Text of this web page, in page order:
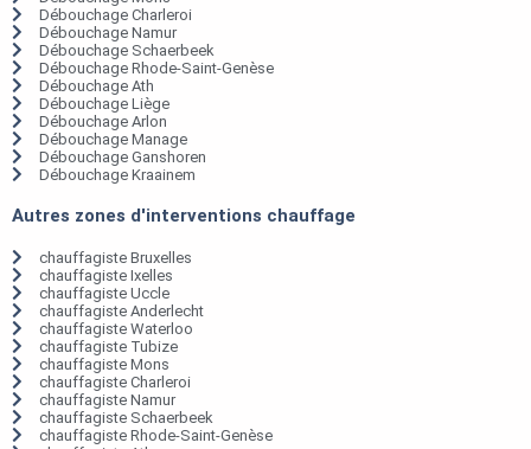
Débouchage Charleroi
Débouchage Namur
Débouchage Schaerbeek
Débouchage Rhode-Saint-Genèse
Débouchage Ath
Débouchage Liège
Débouchage Arlon
Débouchage Manage
Débouchage Ganshoren
Débouchage Kraainem
Autres zones d'interventions chauffage
chauffagiste Bruxelles
chauffagiste Ixelles
chauffagiste Uccle
chauffagiste Anderlecht
chauffagiste Waterloo
chauffagiste Tubize
chauffagiste Mons
chauffagiste Charleroi
chauffagiste Namur
chauffagiste Schaerbeek
chauffagiste Rhode-Saint-Genèse